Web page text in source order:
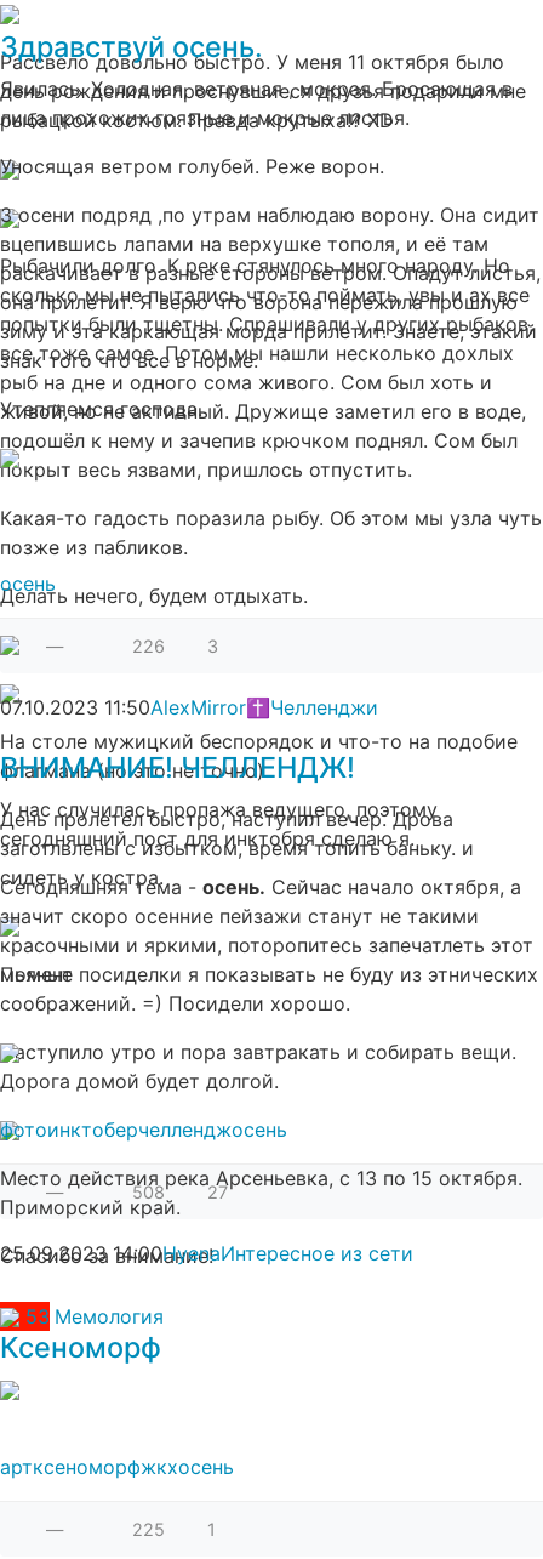
Рассвело довольно быстро. У меня 11 октября было
день рождения и проснувшиеся друзья подарили мне
рыбацкой костюм. Правда крутыха!? XD
Рыбачили долго. К реке стянулось много народу. Но
сколько мы не пытались что-то поймать, увы и ах все
попытки были тщетны. Спрашивали у других рыбаков,
все тоже самое. Потом мы нашли несколько дохлых
рыб на дне и одного сома живого. Сом был хоть и
живой, но не активный. Дружище заметил его в воде,
подошёл к нему и зачепив крючком поднял. Сом был
покрыт весь язвами, пришлось отпустить.
Какая-то гадость поразила рыбу. Об этом мы узла чуть
позже из пабликов.
Делать нечего, будем отдыхать.
На столе мужицкий беспорядок и что-то на подобие
флагмана (но это не точно).
День пролетел быстро, наступил вечер. Дрова
заготлвлены с избытком, время топить баньку. и
сидеть у костра.
Пьяные посиделки я показывать не буду из этнических
соображений. =) Посидели хорошо.
Наступило утро и пора завтракать и собирать вещи.
Дорога домой будет долгой.
Место действия река Арсеньевка, с 13 по 15 октября.
Приморский край.
Спасибо за внимание!
Здравствуй осень.
Явилась. Холодная, ветряная , мокрая. Бросающая в
лица прохожих грязные и мокрые листья.
Уносящая ветром голубей. Реже ворон.
3 осени подряд ,по утрам наблюдаю ворону. Она сидит
вцепившись лапами на верхушке тополя, и её там
раскачивает в разные стороны ветром. Опадут листья,
она прилетит. Я верю что ворона пережила прошлую
зиму и эта каркающая морда прилетит. Знаете, этакий
знак того что все в норме.
Утепляемся господа.
осень
— 226 3
07.10.2023 11:50AlexMirror✝Челленджи
ВНИМАНИЕ! ЧЕЛЛЕНДЖ!
У нас случилась пропажа ведущего, поэтому
сегодняшний пост для инктобря сделаю я.
Сегодняшняя тема - осень. Сейчас начало октября, а
значит скоро осенние пейзажи станут не такими
красочными и яркими, поторопитесь запечатлеть этот
момент
фотоинктоберчелленджосень
— 508 27
25.09.2023 14:00HyenaИнтересное из сети
53 Мемология
Ксеноморф
артксеноморфжкхосень
— 225 1